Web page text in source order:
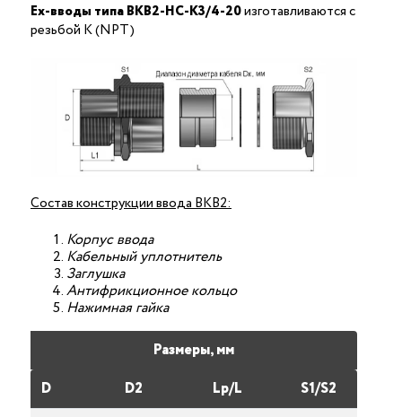
Ex-вводы типа ВКВ2-НС-K3/4-20изготавливаются с
резьбой K (NPT)
Состав конструкции ввода ВКВ2:
Корпус ввода
Кабельный уплотнитель
Заглушка
Антифрикционное кольцо
Нажимная гайка
Размеры, мм
D
D2 Lp/L
S1/S2